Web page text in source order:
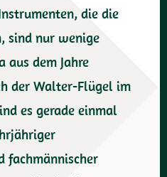
die die
sind nur wenige
aus dem Jahre
der Walter-Flügel im
es gerade einmal
fachmännischer